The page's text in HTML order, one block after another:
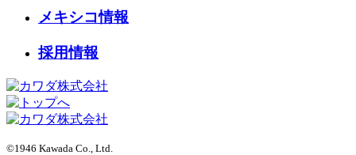
メキシコ情報
採用情報
©1946 Kawada Co., Ltd.